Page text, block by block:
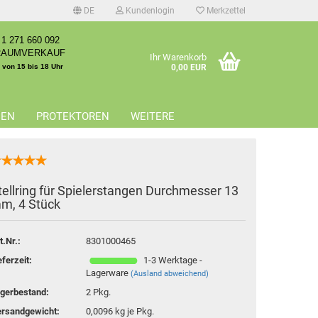
DE Kundenlogin Merkzettel
271 660 092
von 15 bis 18 Uhr
Ihr Warenkorb
0,00 EUR
PROTEKTOREN WEITERE
für Spielerstangen Durchmesser 13
4 Stück
8301000465
1-3 Werktage -
Lagerware (Ausland abweichend)
2 Pkg.
0,0096 kg je Pkg.